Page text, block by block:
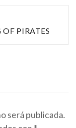
PIRATES
será publicada.